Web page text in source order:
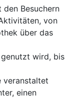
Besuchern
von
über das
wird, bis
veranstaltet
einen